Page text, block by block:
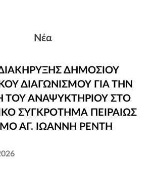
Νέα
ΔΗΜΟΣΙΟΥ
ΔΙΑΓΩΝΙΣΜΟΥ ΓΙΑ ΤΗΝ
ΤΟΥ ΑΝΑΨΥΚΤΗΡΙΟΥ ΣΤΟ
ΣΥΓΚΡΟΤΗΜΑ ΠΕΙΡΑΙΩΣ
ΑΓ. ΙΩΑΝΝΗ ΡΕΝΤΗ
ΔΗΜΟΣΙΟΥ
ΔΙΑΓΩΝΙΣΜΟΥ ΓΙΑ ΤΗΝ
ΤΟΥ ΑΝΑΨΥΚΤΗΡΙΟΥ ΣΤΟ
ΣΥΓΚΡΟΤΗΜΑ ΠΕΙΡΑΙΩΣ
ΑΓ. ΙΩΑΝΝΗ ΡΕΝΤΗ